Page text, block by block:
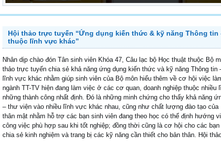
Hội thảo trực tuyến “Ứng dụng kiến thức & kỹ năng Thông
thuộc lĩnh vực khác”
Nhân dịp chào đón Tân sinh viên Khóa 47, Câu lạc bộ Học thuật thuộc Bộ
thảo trực tuyến chia sẻ khả năng ứng dụng kiến thức và kỹ năng Thông
lĩnh vực khác nhằm giúp sinh viên của Bộ môn hiểu thêm về cơ hội việc
ngành TT-TV hiện đang làm việc ở các cơ quan, doanh nghiệp thuộc
những thành công nhất định. Đó là những minh chứng cho thấy khả năng
– thư viện vào nhiều lĩnh vực khác nhau, cũng như chất lượng đào tạo
thân mật nhằm hỗ trợ các bạn sinh viên đang theo học có thể định hướng
công việc phù hợp sau khi tốt nghiệp; đồng thời cũng là cơ hội cho các
chia sẻ kinh nghiệm và trang bị các kỹ năng cần thiết cho bản thân. Hội